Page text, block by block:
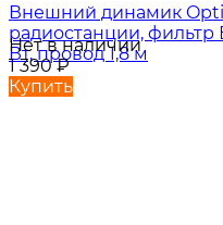
Внешний динамик
радиостанции, фильтр
Вт, провод 1,8 м
Нет в наличии
1 390₽
Купить